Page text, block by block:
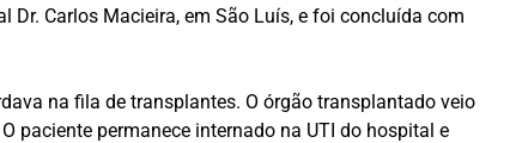
Carlos Macieira, em São Luís, e foi concluída com
na fila de transplantes. O órgão transplantado veio
paciente permanece internado na UTI do hospital e